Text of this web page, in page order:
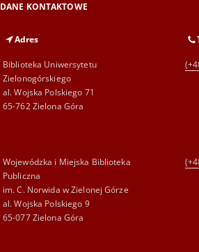
DANE KONTAKTOWE
Adres
Biblioteka Uniwersytetu
Zielonogórskiego
al. Wojska Polskiego 71
65-762 Zielona Góra
Wojewódzka i Miejska Biblioteka
Publiczna
im. C. Norwida w Zielonej Górze
al. Wojska Polskiego 9
65-077 Zielona Góra